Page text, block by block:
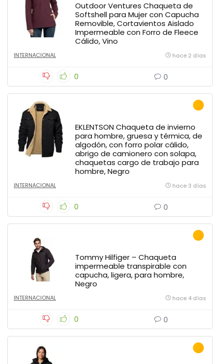
Outdoor Ventures Chaqueta de
Softshell para Mujer con Capucha
Removible, Cortavientos Aislado
Impermeable con Forro de Fleece
Cálido, Vino
INTERNACIONAL hace 2 días
0 0
EKLENTSON Chaqueta de invierno
para hombre, gruesa y térmica, de
algodón, con forro polar cálido,
abrigo de camionero con solapa,
chaquetas cargo de trabajo para
hombre, Negro
INTERNACIONAL hace 3 días
0 0
Tommy Hilfiger – Chaqueta
impermeable transpirable con
capucha, ligera, para hombre,
Negro
INTERNACIONAL hace 4 días
0 0